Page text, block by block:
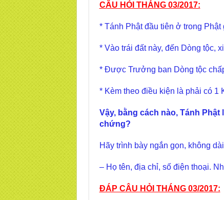
CÂU HỎI THÁNG 03/2017:
* Tánh Phật đầu tiên ở trong Phật
* Vào trái đất này, đến Dòng tộc,
* Được Trưởng ban Dòng tộc
* Kèm theo điều kiện là phải có 1
Vậy, bằng cách nào, Tánh
chứng?
Hãy trình bày ngắn gọn, không
– Họ tên, địa chỉ, số điện thoại.
ĐÁP CÂU HỎI THÁNG 03/2017: